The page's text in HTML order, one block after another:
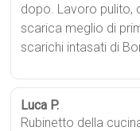
dopo. Lavoro pulito,
scarica meglio di
scarichi intasati di
Luca P.
Rubinetto della